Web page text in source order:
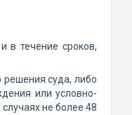
в течение сроков,
решения суда, либо
или условно-
не более 48